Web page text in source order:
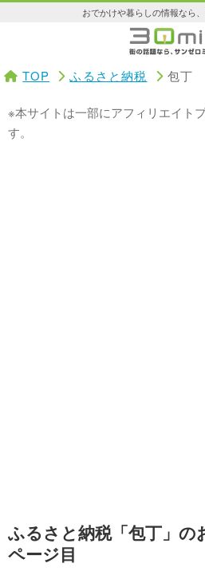
おでかけや暮らしの情報なら
TOP ふるさと納税 包丁
※本サイトは一部にアフィリエイト
す。
ふるさと納税「包丁」の
ページ目